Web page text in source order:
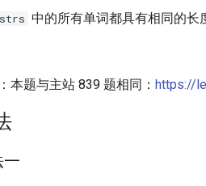
strs 中的所有单词都具有相同的长
本题与主站 839 题相同： https://
一